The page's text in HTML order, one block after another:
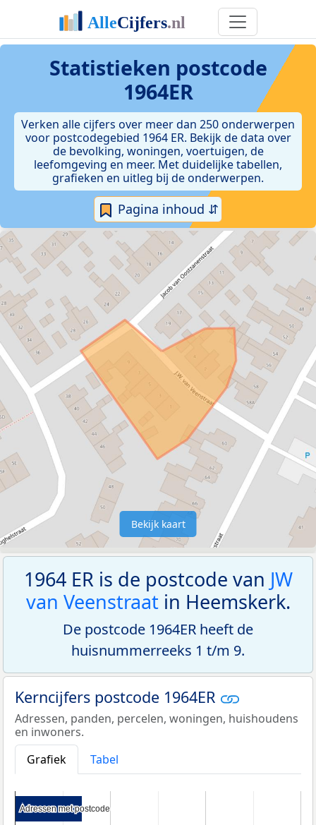
Statistieken postcode
1964ER
Verken alle cijfers over meer dan 250 onderwerpen
voor postcodegebied 1964 ER. Bekijk de data over
de bevolking, woningen, voertuigen, de
leefomgeving en meer. Met duidelijke tabellen,
grafieken en uitleg bij de onderwerpen.
Pagina inhoud ⇵
Bekijk kaart
1964 ER is de postcode van JW
van Veenstraatin Heemskerk.
De postcode 1964ER heeft de
huisnummerreeks 1 t/m 9.
Kerncijfers postcode 1964ER
Adressen, panden, percelen, woningen, huishoudens
en inwoners.
Grafiek
Tabel
Adressen met postcode
Adressen met postcode